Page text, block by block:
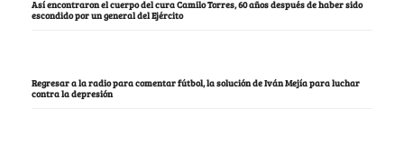
Así encontraron el cuerpo del cura Camilo Torres, 60 años después de haber sido
escondido por un general del Ejército
Regresar a la radio para comentar fútbol, la solución de Iván Mejía para luchar
contra la depresión